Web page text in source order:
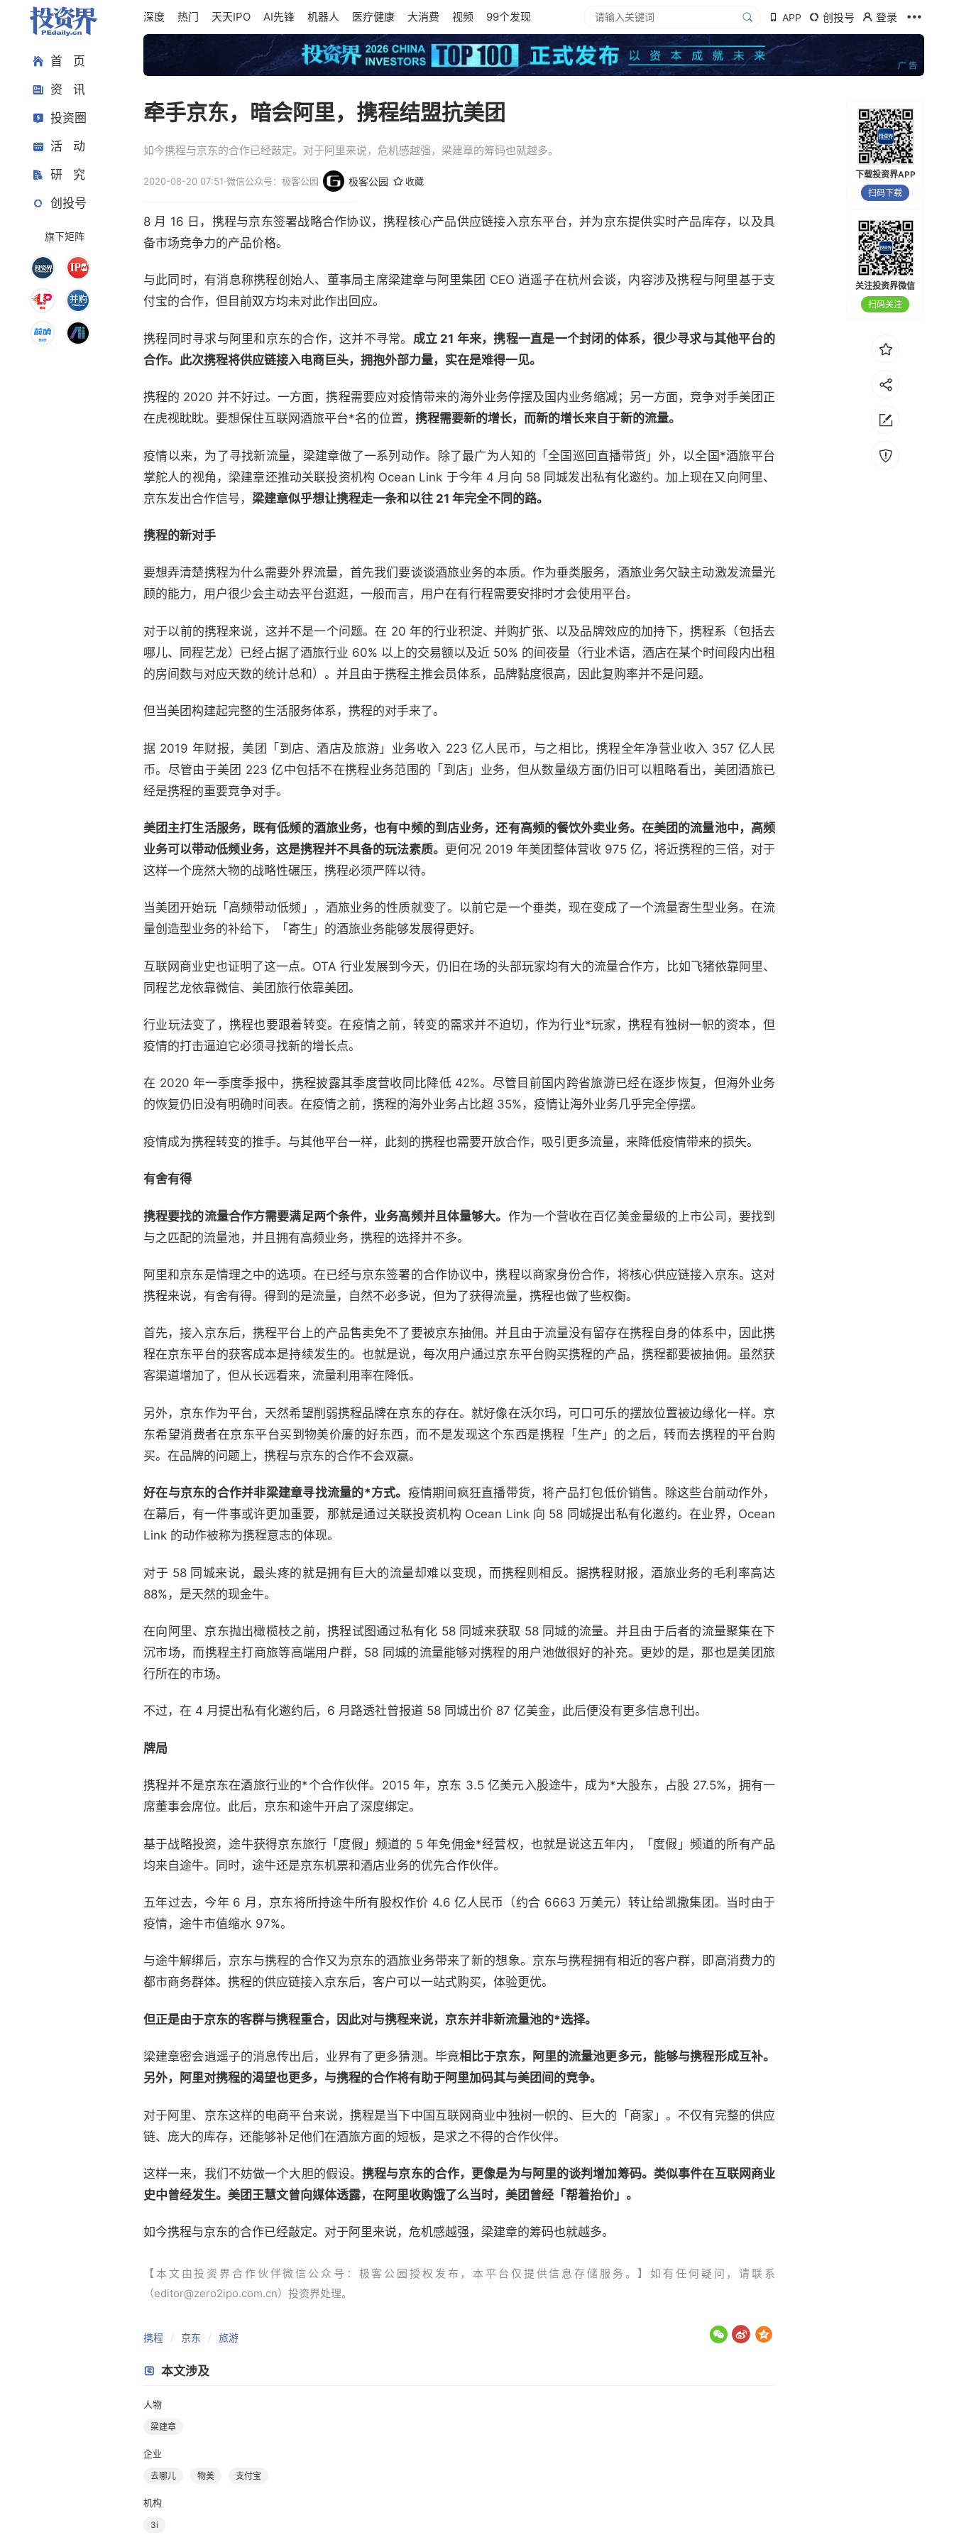
首 页
资 讯
投资圈
活 动
研 究
创投号
旗下矩阵
深度 热门 天天IPO AI先锋 机器人 医疗健康 大消费 视频 99个发现 APP 创投号 登录
牵手京东，暗会阿里，携程结盟抗美团
如今携程与京东的合作已经敲定。对于阿里来说，危机感越强，梁建章的筹码也就越多。
2020-08-20 07:51·微信公众号：极客公园 极客公园 收藏
8 月 16 日，携程与京东签署战略合作协议，携程核心产品供应链接入京东平台，并为京东提供实时产品库存，以及具
备市场竞争力的产品价格。
与此同时，有消息称携程创始人、董事局主席梁建章与阿里集团 CEO 逍遥子在杭州会谈，内容涉及携程与阿里基于支
付宝的合作，但目前双方均未对此作出回应。
携程同时寻求与阿里和京东的合作，这并不寻常。 成立 21 年来，携程一直是一个封闭的体系，很少寻求与其他平台的
合作。此次携程将供应链接入电商巨头，拥抱外部力量，实在是难得一见。
携程的 2020 并不好过。一方面，携程需要应对疫情带来的海外业务停摆及国内业务缩减；另一方面，竞争对手美团正
在虎视眈眈。要想保住互联网酒旅平台*名的位置， 携程需要新的增长，而新的增长来自于新的流量。
疫情以来，为了寻找新流量，梁建章做了一系列动作。除了最广为人知的「全国巡回直播带货」外，以全国*酒旅平台
掌舵人的视角，梁建章还推动关联投资机构 Ocean Link 于今年 4 月向 58 同城发出私有化邀约。加上现在又向阿里、
京东发出合作信号， 梁建章似乎想让携程走一条和以往 21 年完全不同的路。
携程的新对手
要想弄清楚携程为什么需要外界流量，首先我们要谈谈酒旅业务的本质。作为垂类服务，酒旅业务欠缺主动激发流量光
顾的能力，用户很少会主动去平台逛逛，一般而言，用户在有行程需要安排时才会使用平台。
对于以前的携程来说，这并不是一个问题。在 20 年的行业积淀、并购扩张、以及品牌效应的加持下，携程系（包括去
哪儿、同程艺龙）已经占据了酒旅行业 60% 以上的交易额以及近 50% 的间夜量（行业术语，酒店在某个时间段内出租
的房间数与对应天数的统计总和）。并且由于携程主推会员体系，品牌黏度很高，因此复购率并不是问题。
但当美团构建起完整的生活服务体系，携程的对手来了。
据 2019 年财报，美团「到店、酒店及旅游」业务收入 223 亿人民币，与之相比，携程全年净营业收入 357 亿人民
币。尽管由于美团 223 亿中包括不在携程业务范围的「到店」业务，但从数量级方面仍旧可以粗略看出，美团酒旅已
经是携程的重要竞争对手。
美团主打生活服务，既有低频的酒旅业务，也有中频的到店业务，还有高频的餐饮外卖业务。在美团的流量池中，高频
业务可以带动低频业务，这是携程并不具备的玩法素质。 更何况 2019 年美团整体营收 975 亿，将近携程的三倍，对于
这样一个庞然大物的战略性碾压，携程必须严阵以待。
当美团开始玩「高频带动低频」，酒旅业务的性质就变了。以前它是一个垂类，现在变成了一个流量寄生型业务。在流
量创造型业务的补给下，「寄生」的酒旅业务能够发展得更好。
互联网商业史也证明了这一点。OTA 行业发展到今天，仍旧在场的头部玩家均有大的流量合作方，比如飞猪依靠阿里、
同程艺龙依靠微信、美团旅行依靠美团。
行业玩法变了，携程也要跟着转变。在疫情之前，转变的需求并不迫切，作为行业*玩家，携程有独树一帜的资本，但
疫情的打击逼迫它必须寻找新的增长点。
在 2020 年一季度季报中，携程披露其季度营收同比降低 42%。尽管目前国内跨省旅游已经在逐步恢复，但海外业务
的恢复仍旧没有明确时间表。在疫情之前，携程的海外业务占比超 35%，疫情让海外业务几乎完全停摆。
疫情成为携程转变的推手。与其他平台一样，此刻的携程也需要开放合作，吸引更多流量，来降低疫情带来的损失。
有舍有得
携程要找的流量合作方需要满足两个条件，业务高频并且体量够大。 作为一个营收在百亿美金量级的上市公司，要找到
与之匹配的流量池，并且拥有高频业务，携程的选择并不多。
阿里和京东是情理之中的选项。在已经与京东签署的合作协议中，携程以商家身份合作，将核心供应链接入京东。这对
携程来说，有舍有得。得到的是流量，自然不必多说，但为了获得流量，携程也做了些权衡。
首先，接入京东后，携程平台上的产品售卖免不了要被京东抽佣。并且由于流量没有留存在携程自身的体系中，因此携
程在京东平台的获客成本是持续发生的。也就是说，每次用户通过京东平台购买携程的产品，携程都要被抽佣。虽然获
客渠道增加了，但从长远看来，流量利用率在降低。
另外，京东作为平台，天然希望削弱携程品牌在京东的存在。就好像在沃尔玛，可口可乐的摆放位置被边缘化一样。京
东希望消费者在京东平台买到物美价廉的好东西，而不是发现这个东西是携程「生产」的之后，转而去携程的平台购
买。在品牌的问题上，携程与京东的合作不会双赢。
好在与京东的合作并非梁建章寻找流量的*方式。 疫情期间疯狂直播带货，将产品打包低价销售。除这些台前动作外，
在幕后，有一件事或许更加重要，那就是通过关联投资机构 Ocean Link 向 58 同城提出私有化邀约。在业界，Ocean
Link 的动作被称为携程意志的体现。
对于 58 同城来说，最头疼的就是拥有巨大的流量却难以变现，而携程则相反。据携程财报，酒旅业务的毛利率高达
88%，是天然的现金牛。
在向阿里、京东抛出橄榄枝之前，携程试图通过私有化 58 同城来获取 58 同城的流量。并且由于后者的流量聚集在下
沉市场，而携程主打商旅等高端用户群，58 同城的流量能够对携程的用户池做很好的补充。更妙的是，那也是美团旅
行所在的市场。
不过，在 4 月提出私有化邀约后，6 月路透社曾报道 58 同城出价 87 亿美金，此后便没有更多信息刊出。
牌局
携程并不是京东在酒旅行业的*个合作伙伴。2015 年，京东 3.5 亿美元入股途牛，成为*大股东，占股 27.5%，拥有一
席董事会席位。此后，京东和途牛开启了深度绑定。
基于战略投资，途牛获得京东旅行「度假」频道的 5 年免佣金*经营权，也就是说这五年内，「度假」频道的所有产品
均来自途牛。同时，途牛还是京东机票和酒店业务的优先合作伙伴。
五年过去，今年 6 月，京东将所持途牛所有股权作价 4.6 亿人民币（约合 6663 万美元）转让给凯撒集团。当时由于
疫情，途牛市值缩水 97%。
与途牛解绑后，京东与携程的合作又为京东的酒旅业务带来了新的想象。京东与携程拥有相近的客户群，即高消费力的
都市商务群体。携程的供应链接入京东后，客户可以一站式购买，体验更优。
但正是由于京东的客群与携程重合，因此对与携程来说，京东并非新流量池的*选择。
梁建章密会逍遥子的消息传出后，业界有了更多猜测。毕竟相比于京东，阿里的流量池更多元，能够与携程形成互补。
另外，阿里对携程的渴望也更多，与携程的合作将有助于阿里加码其与美团间的竞争。
对于阿里、京东这样的电商平台来说，携程是当下中国互联网商业中独树一帜的、巨大的「商家」。不仅有完整的供应
链、庞大的库存，还能够补足他们在酒旅方面的短板，是求之不得的合作伙伴。
这样一来，我们不妨做一个大胆的假设。携程与京东的合作，更像是为与阿里的谈判增加筹码。类似事件在互联网商业
史中曾经发生。美团王慧文曾向媒体透露，在阿里收购饿了么当时，美团曾经「帮着抬价」。
如今携程与京东的合作已经敲定。对于阿里来说，危机感越强，梁建章的筹码也就越多。
【本文由投资界合作伙伴微信公众号：极客公园授权发布，本平台仅提供信息存储服务。】如有任何疑问，请联系
（editor@zero2ipo.com.cn）投资界处理。
携程 京东 旅游
本文涉及
人物
梁建章
企业
去哪儿 物美 支付宝
机构
3i
下载投资界APP
扫码下载
关注投资界微信
扫码关注